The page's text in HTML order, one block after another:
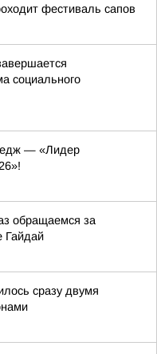
фестиваль сапов
социального
— «Лидер
обращаемся за
Гайдай
сразу двумя